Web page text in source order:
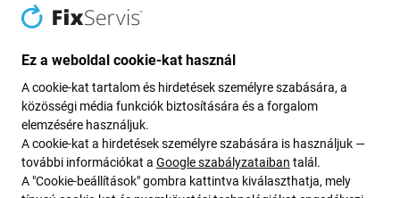
RAKTÁRON 10+
db
Ez a weboldal cookie-kat használ
A cookie-kat tartalom és hirdetések személyre szabására, a
közösségi média funkciók biztosítására és a forgalom
elemzésére használjuk.
A cookie-kat a hirdetések személyre szabására is használjuk —
további információkat a Google szabályzataiban talál.
A "Cookie-beállítások" gombra kattintva kiválaszthatja, mely